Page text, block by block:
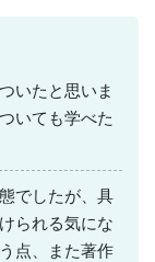
いたと思いま
いても学べた
でしたが、具
られる気にな
点、また著作